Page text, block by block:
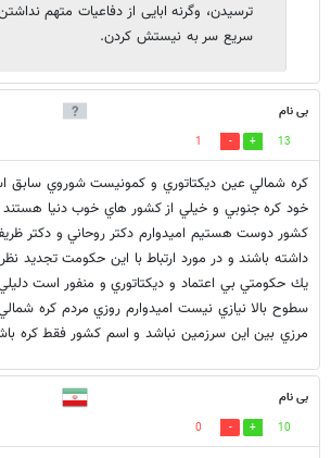
ترسیدن، وگرنه ابایی از دفاعیات متهم
سریع سر به نیستش کردن.
بی نام
13
1
كره شمالي عين ديكتاتوري و كمونيست شوروي سابق
خود كره جنوبي و خيلي از كشور هاي خوب دنيا هستند
كشور دوست هستيم اميدوارم دكتر روحاني و دكتر
داشته باشند و در مورد ارتباط با اين حكومت تجديد
يك حكومتي بي اعتماد و ديكتاتوري و منفور است
سطوح بالا نيازي نيست اميدوارم روزي مردم كره
مرزي بين اين سرزمين نباشد و اسم كشور فقط كره
بی نام
10
0